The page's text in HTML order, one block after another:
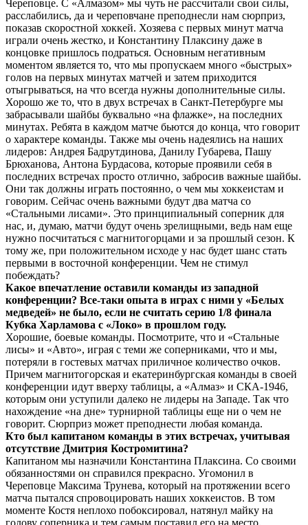
Череповце. С «Алмазом» мы чуть не рассчитали свои силы,
расслабились, да и череповчане преподнесли нам сюрприз,
показав скоростной хоккей. Хозяева с первых минут матча
играли очень жестко, и Константину Плаксину даже в
концовке пришлось подраться. Основным негативным
моментом является то, что мы пропускаем много «быстрых»
голов на первых минутах матчей и затем приходится
отыгрываться, на что всегда нужны дополнительные силы.
Хорошо же то, что в двух встречах в Санкт-Петербурге мы
забрасывали шайбы буквально «на флажке», на последних
минутах. Ребята в каждом матче бьются до конца, что говорит
о характере команды. Также мы очень надеялись на наших
лидеров: Андрея Бадрутдинова, Данилу Губарева, Пашу
Брюханова, Антона Бурдасова, которые проявили себя в
последних встречах просто отлично, забросив важные шайбы.
Они так должны играть постоянно, о чем мы хоккеистам и
говорим. Сейчас очень важными будут два матча со
«Стальными лисами». Это принципиальный соперник для
нас, и, думаю, матчи будут очень зрелищными, ведь нам еще
нужно посчитаться с магнитогорцами и за прошлый сезон. К
тому же, при положительном исходе у нас будет шанс стать
первыми в восточной конференции. Чем не стимул
побеждать?
Какое впечатление оставили команды из западной
конференции? Все-таки опыта в играх с ними у «Белых
медведей» не было, если не считать серию 1/8 финала
Кубка Харламова с «Локо» в прошлом году.
Хорошие, боевые команды. Посмотрите, что и «Стальные
лисы» и «Авто», играя с теми же соперниками, что и мы,
потеряли в гостевых матчах приличное количество очков.
Причем магнитогорская и екатеринбургская команды в своей
конференции идут вверху таблицы, а «Алмаз» и СКА-1946,
которым они уступили далеко не лидеры на Западе. Так что
нахождение «на дне» турнирной таблицы еще ни о чем не
говорит. Сюрприз может преподнести любая команда.
Кто был капитаном команды в этих встречах, учитывая
отсутствие Дмитрия Костромитина?
Капитаном мы назначили Константина Плаксина. Со своими
обязанностями он справился прекрасно. Угомонил в
Череповце Максима Трунева, который на протяжении всего
матча пытался спровоцировать наших хоккеистов. В том
моменте Костя неплохо побоксировал, натянул майку на
голову соперника и тем самым поставил его на место.